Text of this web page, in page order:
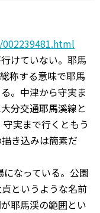
けていない。耶馬
称する意味で耶馬
。中津から守実ま
分交通耶馬溪線と
実まで行くともう
き込みは簡素だ
なっている。公園
というような名前
耶馬渓の範囲とい